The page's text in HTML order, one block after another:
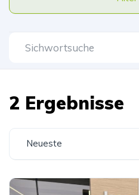
2 Ergebnisse
Neueste